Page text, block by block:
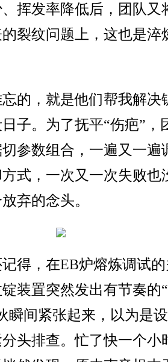
发率降低后，团队又
裂纹问题上，这也是淬
，就是他们帮我解决
子。为了抚平“伤疤”，
参数组合，一遍又一遍
式，一次又一次失败也
弃的念头。
，在EB炉熔炼调试的
装置突然发出有节奏的
瞬间紧张起来，以为是
头排查。忙了快一个小